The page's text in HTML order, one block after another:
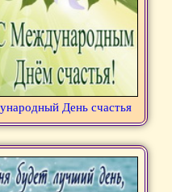
День счастья